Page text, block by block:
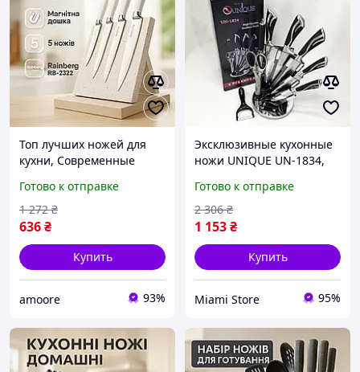
Топ лучших ножей для
кухни, Современные
Эксклюзивные кухонные
ножи IM-65
Готово к отправке
636₴
1 272 ₴
Купить
amoore 93%
Эксклюзивные кухонные
ножи UNIQUE UN-1834,
домашнего
использования QD-15
Готово к отправке
1 153₴
2 306 ₴
Купить
Miami Store 95%